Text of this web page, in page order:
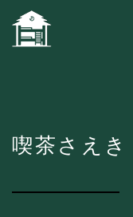
喫茶さえき